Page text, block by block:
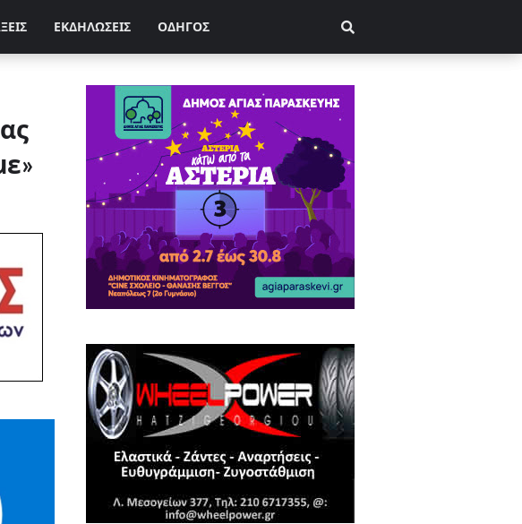
ΕΚΔΗΛΩΣΕΙΣ ΟΔΗΓΟΣ